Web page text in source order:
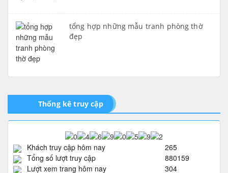
tổng hợp những mẫu tranh phòng thờ
đẹp
Thống kê truy cập
Khách truy cập hôm nay
265
Tổng số lượt truy cập
880159
Lượt xem trang hôm nay
304